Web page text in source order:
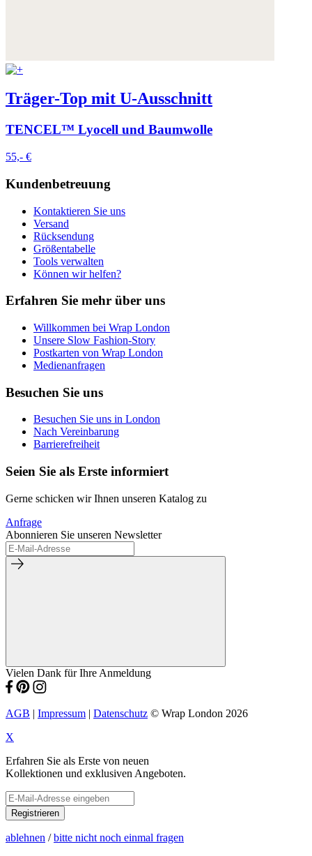
Träger-Top mit U-Ausschnitt
TENCEL™ Lyocell und Baumwolle
55,- €
Kundenbetreuung
Kontaktieren Sie uns
Versand
Rücksendung
Größentabelle
Tools verwalten
Können wir helfen?
Erfahren Sie mehr über uns
Willkommen bei Wrap London
Unsere Slow Fashion-Story
Postkarten von Wrap London
Medienanfragen
Besuchen Sie uns
Besuchen Sie uns in London
Nach Vereinbarung
Barrierefreiheit
Seien Sie als Erste informiert
Gerne schicken wir Ihnen unseren Katalog zu
Anfrage
Abonnieren Sie unseren Newsletter
Vielen Dank für Ihre Anmeldung
AGB | Impressum | Datenschutz © Wrap London 2026
X
Erfahren Sie als Erste von neuen
Kollektionen und exklusiven Angeboten.
Registrieren
ablehnen /bitte nicht noch einmal fragen